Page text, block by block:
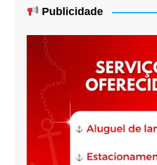
Publicidade